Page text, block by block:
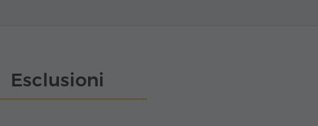
Esclusioni